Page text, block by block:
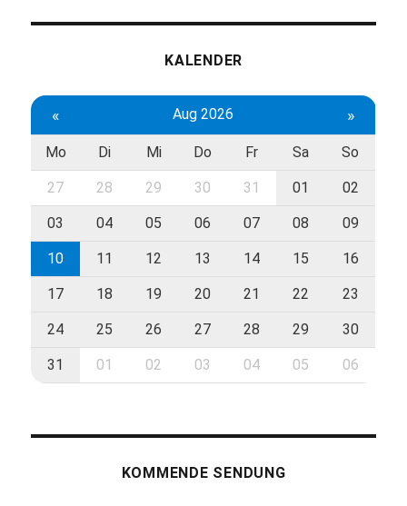
KALENDER
« Aug 2026 »
Mo Di Mi Do Fr Sa So
27 28 29 30 31 01 02
03 04 05 06 07 08 09
10 11 12 13 14 15 16
17 18 19 20 21 22 23
24 25 26 27 28 29 30
31 01 02 03 04 05 06
KOMMENDE SENDUNG